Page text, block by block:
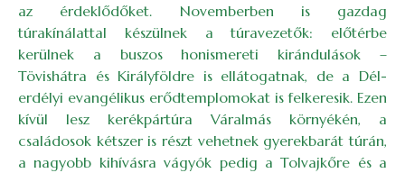
az érdeklődőket. Novemberben is gazdag
túrakínálattal készülnek a túravezetők: előtérbe
kerülnek a buszos honismereti kirándulások –
Tövishátra és Királyföldre is ellátogatnak, de a Dél-
erdélyi evangélikus erődtemplomokat is felkeresik. Ezen
kívül lesz kerékpártúra Váralmás környékén, a
családosok kétszer is részt vehetnek gyerekbarát túrán,
a nagyobb kihívásra vágyók pedig a Tolvajkőre és a